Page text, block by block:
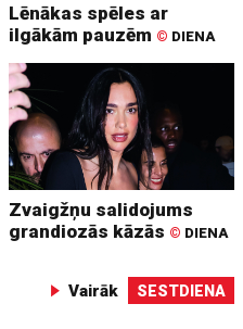
Lēnākas spēles ar
ilgākām pauzēm © DIENA
Zvaigžņu salidojums
grandiozās kāzās © DIENA
Vairāk SESTDIENA